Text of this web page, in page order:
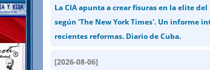
La CIA apunta a crear fisuras en la elite
según 'The New York Times'. Un informe
recientes reformas. Diario de Cuba.
[2026-08-06]